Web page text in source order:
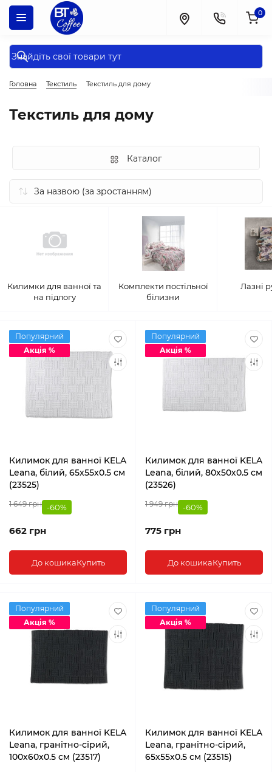
0
Головна Текстиль Текстиль для дому
Текстиль для дому
Каталог
Килимки для ванної та
на підлогу
Комплекти постільної
білизни
Лазні
Популярний
Акція %
Килимок для ванної KELA
Leana, білий, 65х55х0.5 см
(23525)
1 649 грн -60%
662 грн
До кошикаКупить
Популярний
Акція %
Килимок для ванної KELA
Leana, білий, 80х50х0.5 см
(23526)
1 949 грн -60%
775 грн
До кошикаКупить
Популярний
Акція %
Килимок для ванної KELA
Leana, гранітно-сірий,
100х60х0.5 см (23517)
Популярний
Акція %
Килимок для ванної KELA
Leana, гранітно-сірий,
65х55х0.5 см (23515)